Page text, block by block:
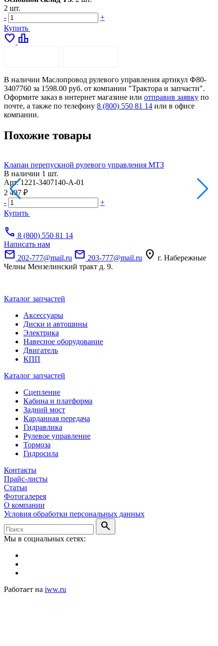
2 шт.
-
+
Купить
favorite leaderboard
В наличии Маслопровод рулевого управления артикул Ф80-
3407760 за 1598.00 руб. от компании "Трактора и запчасти".
Оформите заказ в интернет магазине или отправив заявку по
почте, а также по телефону 8 (800) 550 81 14 или в офисе
компании.
Похожие товары
Клапан перепускной рулевого управления МТЗ
В наличии 1 шт.
Арт. 1221-3407140-А-01
2 497 ₽
-
+
Купить
call 8 (800) 550 81 14
Написать нам
mail 202-777@mail.ru mail 203-777@mail.ru location_on г. Набережные
Челны Мензелинский тракт д. 9.
Каталог запчастей
Аксессуары
Диски и автошины
Электрика
Навесное оборудование
Двигатель
КПП
Каталог запчастей
Сцепление
Кабина и платформа
Задний мост
Карданная передача
Гидравлика
Рулевое управление
Тормоза
Гидросила
Контакты
Прайс-листы
Статьи
Фотогалерея
О компании
Условия обработки персональных данных
search
Мы в социальных сетях:
Работает на iww.ru